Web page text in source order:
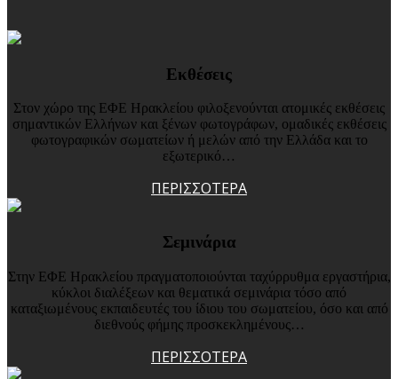
Εκθέσεις
Στον χώρο της ΕΦΕ Ηρακλείου φιλοξενούνται ατομικές εκθέσεις
σημαντικών Ελλήνων και ξένων φωτογράφων, ομαδικές εκθέσεις
φωτογραφικών σωματείων ή μελών από την Ελλάδα και το
εξωτερικό…
ΠΕΡΙΣΣΟΤΕΡΑ
Σεμινάρια
Στην ΕΦΕ Ηρακλείου πραγματοποιούνται ταχύρρυθμα εργαστήρια,
κύκλοι διαλέξεων και θεματικά σεμινάρια τόσο από
καταξιωμένους εκπαιδευτές του ίδιου του σωματείου, όσο και από
διεθνούς φήμης προσκεκλημένους…
ΠΕΡΙΣΣΟΤΕΡΑ